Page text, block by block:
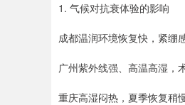
1. 气候对抗衰体验的影响
成都温润环境恢复快，紧绷
广州紫外线强、高温高湿，
重庆高湿闷热，夏季恢复稍